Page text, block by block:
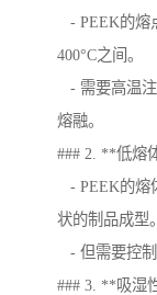
- PEEK的熔
400°C之间。
- 需要高温
熔融。
### 2. **低熔
- PEEK的熔
状的制品成型。
- 但需要控制
### 3. **吸湿